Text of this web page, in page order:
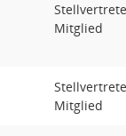
Mitglied
Mitglied